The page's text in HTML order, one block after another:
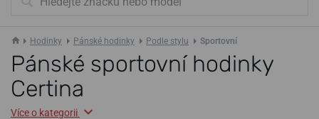
Hodinky Pánské hodinky Podle stylu Sportovní
Pánské sportovní hodinky
Certina
Více o kategorii